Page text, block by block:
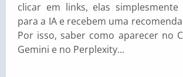
clicar em links, elas simplesmente
para a IA e recebem uma
Por isso, saber como aparecer no
Gemini e no Perplexity...